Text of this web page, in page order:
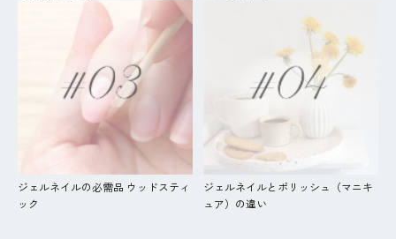
ジェルネイルの必需品 ウッドスティ
ック
ジェルネイルとポリッシュ（マニキ
ュア）の違い